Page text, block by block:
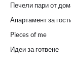
Печели пари от
Апартамент за
Pieces of me
Идеи за готвене